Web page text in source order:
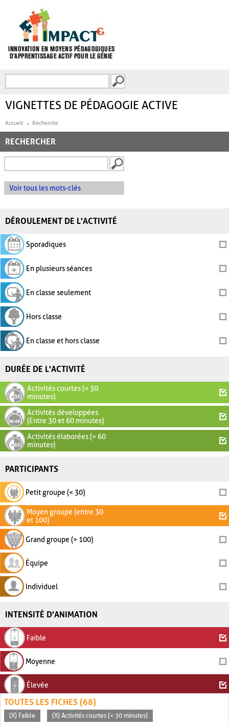
FORMULAIRE DE
VIGNETTES DE PÉDAGOGIE ACTIVE
Accueil Recherche
RECHERCHER
Voir tous les mots-clés
DÉROULEMENT DE L'ACTIVITÉ
Sporadiques
En plusieurs séances
En classe seulement
Hors classe
En classe et hors classe
DURÉE DE L'ACTIVITÉ
Activités courtes (< 30
minutes)
Activités développées
(Entre 30 et 60 minutes)
Activités élaborées (> 60
minutes)
PARTICIPANTS
Petit groupe (< 30)
Moyen groupe (entre 30
et 100)
Grand groupe (> 100)
Équipe
Individuel
INTENSITÉ D'ANIMATION
Faible
Moyenne
Élevée
TOUTES LES FICHES (68)
(X) Faible (X) Activités courtes (< 30 minutes)